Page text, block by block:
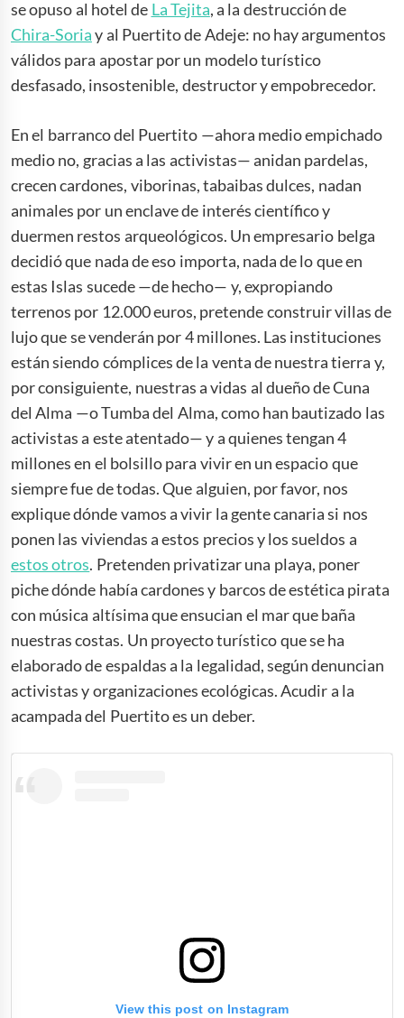
se opuso al hotel de La Tejita, a la destrucción de
Chira-Soriay al Puertito de Adeje: no hay argumentos
válidos para apostar por un modelo turístico
desfasado, insostenible, destructor y empobrecedor.
En el barranco del Puertito —ahora medio empichado
medio no, gracias a las activistas— anidan pardelas,
crecen cardones, viborinas, tabaibas dulces, nadan
animales por un enclave de interés científico y
duermen restos arqueológicos. Un empresario belga
decidió que nada de eso importa, nada de lo que en
estas Islas sucede —de hecho— y, expropiando
terrenos por 12.000 euros, pretende construir villas de
lujo que se venderán por 4 millones. Las instituciones
están siendo cómplices de la venta de nuestra tierra y,
por consiguiente, nuestras a vidas al dueño de Cuna
del Alma —o Tumba del Alma, como han bautizado las
activistas a este atentado— y a quienes tengan 4
millones en el bolsillo para vivir en un espacio que
siempre fue de todas. Que alguien, por favor, nos
explique dónde vamos a vivir la gente canaria si nos
ponen las viviendas a estos precios y los sueldos a
estos otros. Pretenden privatizar una playa, poner
piche dónde había cardones y barcos de estética pirata
con música altísima que ensucian el mar que baña
nuestras costas. Un proyecto turístico que se ha
elaborado de espaldas a la legalidad, según denuncian
activistas y organizaciones ecológicas. Acudir a la
acampada del Puertito es un deber.
View this post on Instagram